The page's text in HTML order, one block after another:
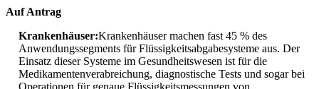
Auf Antrag
Krankenhäuser:Krankenhäuser machen fast 45 % des
Anwendungssegments für Flüssigkeitsabgabesysteme aus. Der
Einsatz dieser Systeme im Gesundheitswesen ist für die
Medikamentenverabreichung, diagnostische Tests und sogar bei